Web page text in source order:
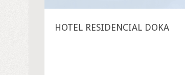
HOTEL RESIDENCIAL DOKA